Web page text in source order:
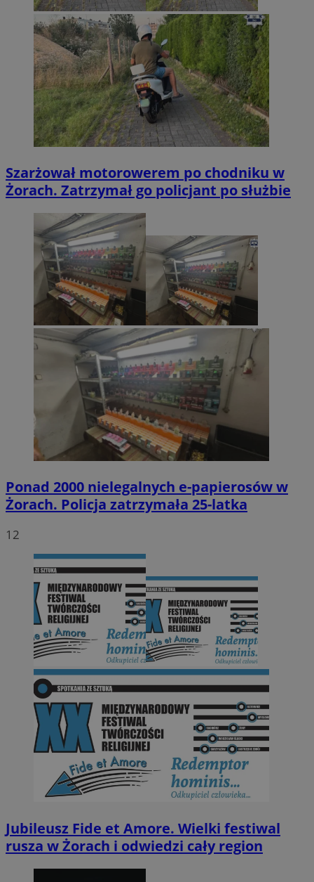
Szarżował motorowerem po chodniku w
Żorach. Zatrzymał go policjant po służbie
Ponad 2000 nielegalnych e-papierosów w
Żorach. Policja zatrzymała 25-latka
12
Jubileusz Fide et Amore. Wielki festiwal
rusza w Żorach i odwiedzi cały region